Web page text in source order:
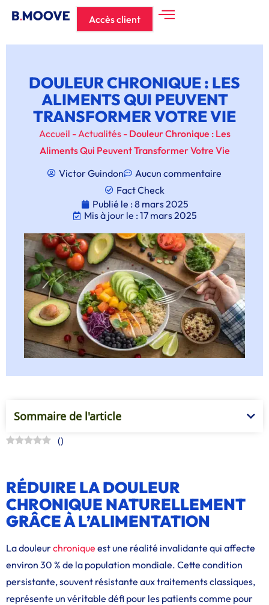
Accès client
DOULEUR CHRONIQUE : LES
ALIMENTS QUI PEUVENT
TRANSFORMER VOTRE VIE
Accueil -Actualités- Douleur Chronique : Les
Aliments Qui Peuvent Transformer Votre Vie
Victor Guindon
Aucun commentaire
Fact Check
Publié le : 8 mars 2025
Mis à jour le : 17 mars 2025
Sommaire de l'article
()
RÉDUIRE LA DOULEUR
CHRONIQUE NATURELLEMENT
GRÂCE À L’ALIMENTATION
La douleurchronique est une réalité invalidante qui affecte
environ 30 % de la population mondiale. Cette condition
persistante, souvent résistante aux traitements classiques,
représente un véritable défi pour les patients comme pour